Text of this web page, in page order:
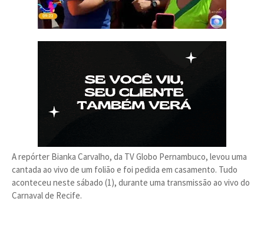
A repórter Bianka Carvalho, da TV Globo Pernambuco, levou uma
cantada ao vivo de um folião e foi pedida em casamento. Tudo
aconteceu neste sábado (1), durante uma transmissão ao vivo do
Carnaval de Recife.